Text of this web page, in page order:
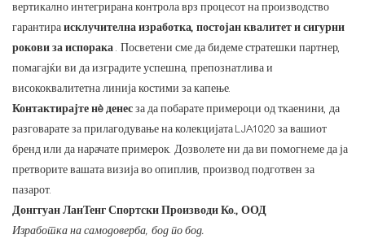
вертикално интегрирана контрола врз процесот на производство
гарантираисклучителна изработка, постојан квалитет и сигурни
рокови за испорака. Посветени сме да бидеме стратешки партнер,
помагајќи ви да изградите успешна, препознатлива и
висококвалитетна линија костими за капење.
Контактирајте нè денесза да побарате примероци од ткаенини, да
разговарате за прилагодување на колекцијата LJA1020 за вашиот
бренд или да нарачате примерок. Дозволете ни да ви помогнеме да ја
претворите вашата визија во опиплив, производ подготвен за
пазарот.
Донггуан ЛанТенг Спортски Производи Ко., ООД
Изработка на самодоверба, бод по бод.